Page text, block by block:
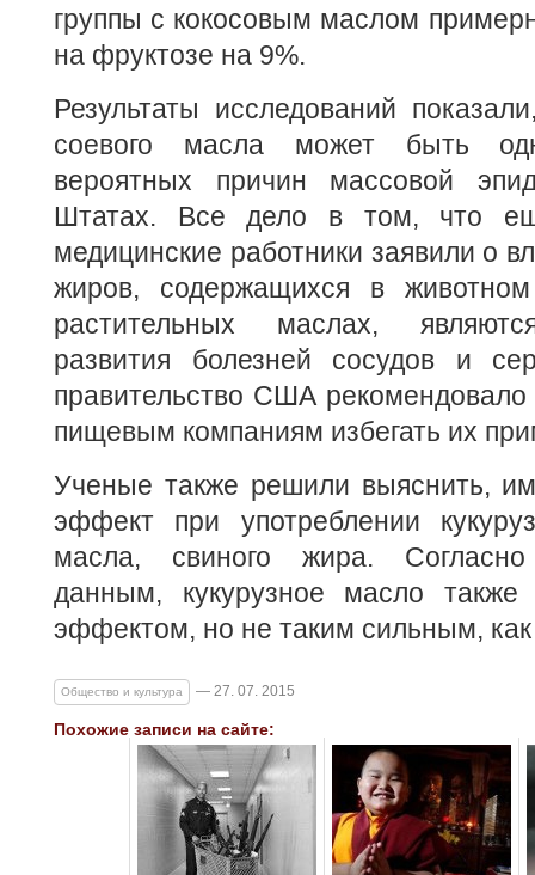
группы с кокосовым маслом
на фруктозе на 9%.
Результаты исследований
соевого масла может быть
вероятных причин массовой
Штатах. Все дело в том, что
медицинские работники заявили о
жиров, содержащихся в
растительных маслах,
развития болезней сосудов и
правительство США
пищевым компаниям избегать их
Ученые также решили выяснить,
эффект при употреблении
масла, свиного жира. Согласно
данным, кукурузное масло также
эффектом, но не таким сильным,
Общество и культура — 27. 07. 2015
Похожие записи на сайте: